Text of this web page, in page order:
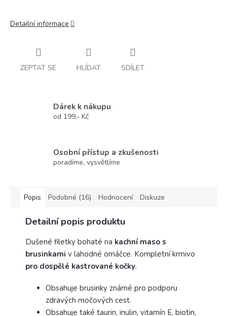
Detailní informace
ZEPTAT SE HLÍDAT SDÍLET
Dárek k nákupu
od 199,- Kč
Osobní přístup a zkušenosti
poradíme, vysvětlíme
Popis Podobné (16) Hodnocení Diskuze
Detailní popis produktu
Dušené filetky bohaté na kachní maso s
brusinkami v lahodné omáčce. Kompletní krmivo
pro dospělé kastrované kočky.
Obsahuje brusinky známé pro podporu
zdravých močových cest.
Obsahuje také taurin, inulin, vitamín E, biotin,